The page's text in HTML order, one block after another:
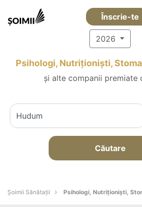
Înscrie-te
2026
Psihologi, Nutriționiști,
și alte companii premiate
Căutare
Şoimii Sănătații Psihologi, Nutriționiști,